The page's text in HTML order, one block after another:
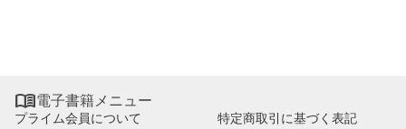
電子書籍メニュー
プライム会員について 特定商取引に基づく表記